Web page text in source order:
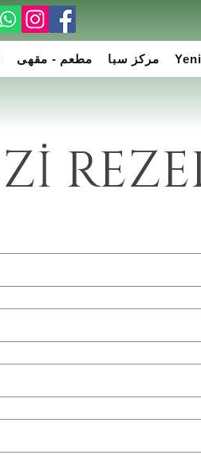
مطعم - مقهى مركز سبا